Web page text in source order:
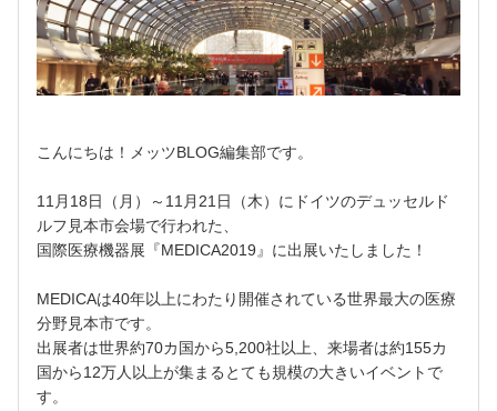
こんにちは！メッツBLOG編集部です。
11月18日（月）～11月21日（木）にドイツのデュッセルド
ルフ見本市会場で行われた、
国際医療機器展『MEDICA2019』に出展いたしました！
MEDICAは40年以上にわたり開催されている世界最大の医療
分野見本市です。
出展者は世界約70カ国から5,200社以上、来場者は約155カ
国から12万人以上が集まるとても規模の大きいイベントで
す。